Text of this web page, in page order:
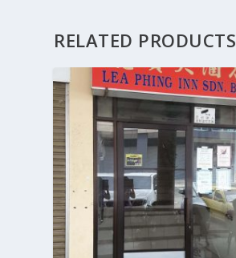
RELATED PRODUCTS